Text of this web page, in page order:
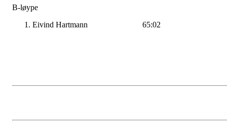
B-løype
Eivind Hartmann 65:02